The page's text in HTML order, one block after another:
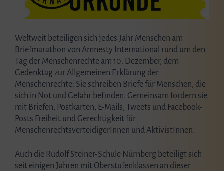
Weltweit beteiligen sich jedes Jahr Menschen am
Briefmarathon von Amnesty International rund um den
Tag der Menschenrechte am 10. Dezember, dem
Gedenktag zur Allgemeinen Erklärung der
Menschenrechte: Sie schreiben Briefe für Menschen, die
sich in Not und Gefahr befinden. Gemeinsam fordern sie
mit Briefen, Postkarten, E-Mails, Tweets und Facebook-
Posts Freiheit und Gerechtigkeit für
MenschenrechtsverteidigerInnen und AktivistInnen.
Auch die Rudolf Steiner-Schule Nürnberg beteiligt sich
seit einigen Jahren mit Oberstufenklassen an dieser